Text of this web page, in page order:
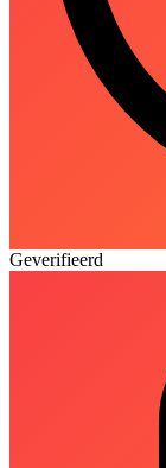
Geverifieerd